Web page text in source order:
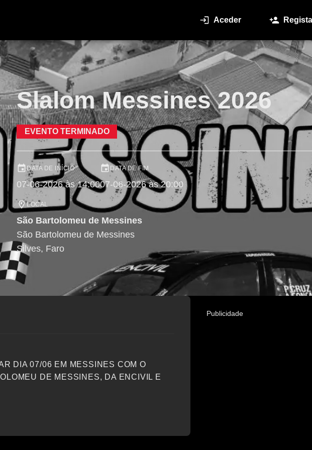
Aceder
Slalom Messines 2026
EVENTO TERMINADO
DATA DE INÍCIO
07-06-2026 às 14:00
DATA DE FIM
07-06-2026 às 20:00
LOCAL
São Bartolomeu de Messines
São Bartolomeu de Messines
Silves, Faro
DIA 07/06 EM MESSINES COM O
DE MESSINES, DA ENCIVIL E
Publicidade